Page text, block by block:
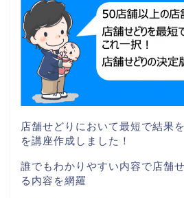
店舗せどりにおいて最短で結果
を講座作成しました！
誰でもわかりやすい内容で店舗
る内容を網羅